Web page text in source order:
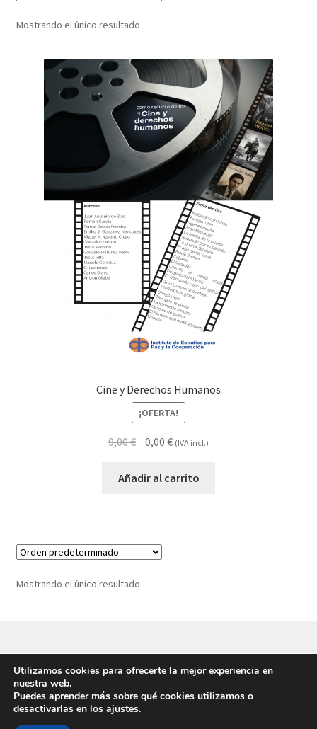
Mostrando el único resultado
Cine y Derechos Humanos
¡OFERTA!
9,00€
El
original
0,00 €El
actual
(IVA incl.)
Añadir al carrito
Mostrando el único resultado
© Eikasía 2026 -Política de privacidad|Aviso legal
Utilizamos cookies para ofrecerte la mejor experiencia en
nuestra web.
Puedes aprender más sobre qué cookies utilizamos o
desactivarlas en los ajustes.